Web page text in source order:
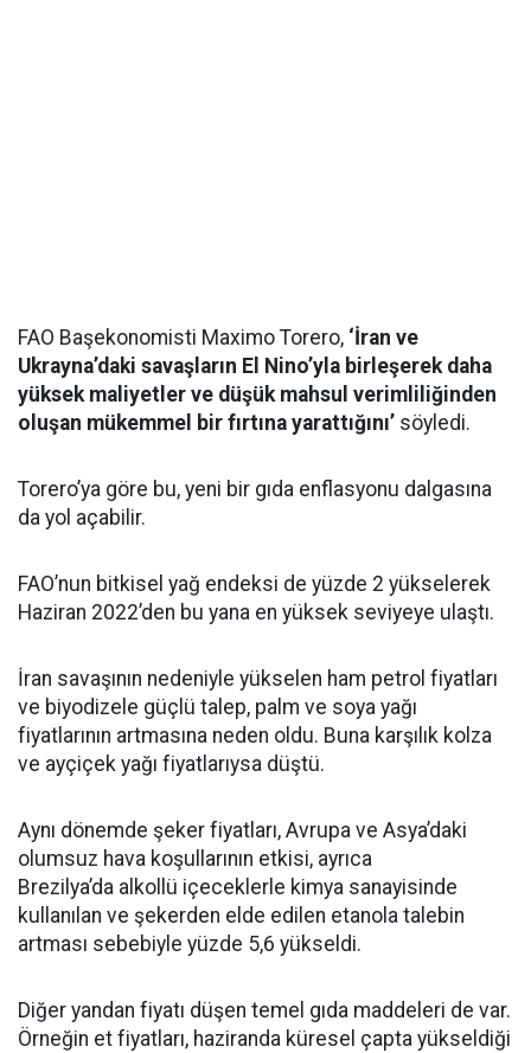
FAO Başekonomisti Maximo Torero, ‘İran ve
Ukrayna’daki savaşların El Nino’yla birleşerek daha
yüksek maliyetler ve düşük mahsul verimliliğinden
oluşan mükemmel bir fırtına yarattığını’ söyledi.
Torero’ya göre bu, yeni bir gıda enflasyonu dalgasına
da yol açabilir.
FAO’nun bitkisel yağ endeksi de yüzde 2 yükselerek
Haziran 2022’den bu yana en yüksek seviyeye ulaştı.
İran savaşının nedeniyle yükselen ham petrol fiyatları
ve biyodizele güçlü talep, palm ve soya yağı
fiyatlarının artmasına neden oldu. Buna karşılık kolza
ve ayçiçek yağı fiyatlarıysa düştü.
Aynı dönemde şeker fiyatları, Avrupa ve Asya’daki
olumsuz hava koşullarının etkisi, ayrıca
Brezilya’da alkollü içeceklerle kimya sanayisinde
kullanılan ve şekerden elde edilen etanola talebin
artması sebebiyle yüzde 5,6 yükseldi.
Diğer yandan fiyatı düşen temel gıda maddeleri de var.
Örneğin et fiyatları, haziranda küresel çapta yükseldiği